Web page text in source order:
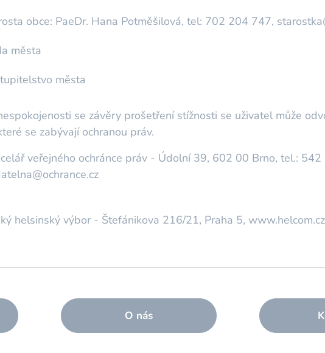
obce: PaeDr. Hana Potměšilová, tel: 702 204 747,
města
města
se závěry prošetření stížnosti se uživatel může
se zabývají ochranou práv.
veřejného ochránce práv - Údolní 39, 602 00 Brno, tel.:
helsinský výbor - Štefánikova 216/21, Praha 5,
O nás